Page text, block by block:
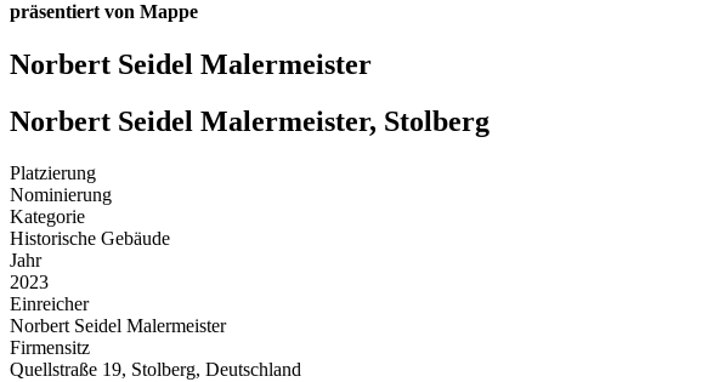
präsentiert von Mappe
Norbert Seidel Malermeister
Norbert Seidel Malermeister, Stolberg
Platzierung
Nominierung
Kategorie
Historische Gebäude
Jahr
2023
Einreicher
Norbert Seidel Malermeister
Firmensitz
Quellstraße 19, Stolberg, Deutschland